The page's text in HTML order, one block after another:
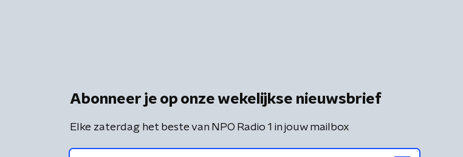
Abonneer je op onze wekelijkse nieuwsbrief
Elke zaterdag het beste van NPO Radio 1 in jouw mailbox